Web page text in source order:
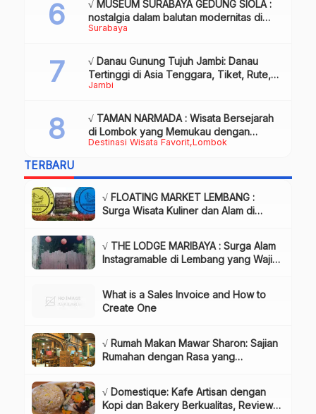
Surabaya
√ MUSEUM SURABAYA GEDUNG SIOLA :
nostalgia dalam balutan modernitas di
tengah kota pahlawan, Review & Info
Jambi
√ Danau Gunung Tujuh Jambi: Danau
Tertinggi di Asia Tenggara, Tiket, Rute,
Daya Tarik & Tips Lengkap
Destinasi Wisata Favorit Lombok
√ TAMAN NARMADA : Wisata Bersejarah
di Lombok yang Memukau dengan
Keindahan Alam & Budaya
TERBARU
√ FLOATING MARKET LEMBANG :
Surga Wisata Kuliner dan Alam di
√ THE LODGE MARIBAYA : Surga Alam
Instagramable di Lembang yang Wajib
What is a Sales Invoice and How to
Create One
√ Rumah Makan Mawar Sharon: Sajian
Rumahan dengan Rasa yang
√ Domestique: Kafe Artisan dengan
Kopi dan Bakery Berkualitas, Review